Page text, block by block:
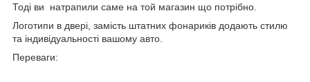
Тоді ви натрапили саме на той магазин що потрібно.
Логотипи в двері, замість штатних фонариків додають стилю
та індивідуальності вашому авто.
Переваги: